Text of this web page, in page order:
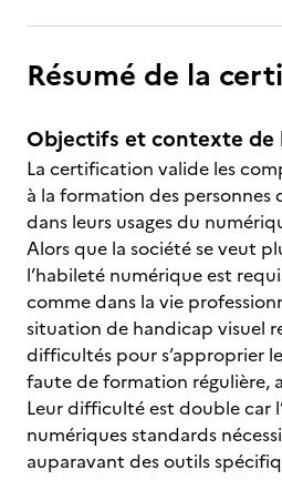
Résumé de la
Objectifs et contexte
La certification valide les
à la formation des personnes
dans leurs usages du
Alors que la société se veut
l’habileté numérique est
comme dans la vie
situation de handicap visuel
difficultés pour s’approprier
faute de formation régulière,
Leur difficulté est double car
numériques standards
auparavant des outils